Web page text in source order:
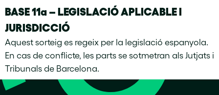
BASE 11a – LEGISLACIÓ APLICABLE I
JURISDICCIÓ
Aquest sorteig es regeix per la legislació espanyola.
En cas de conflicte, les parts se sotmetran als Jutjats i
Tribunals de Barcelona.